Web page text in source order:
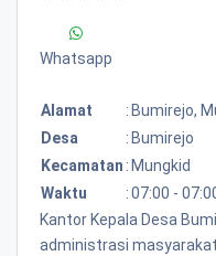
Whatsapp
Alamat : Bumirejo,
Desa
: Bumirejo
Kecamatan : Mungkid
Waktu
:07:00 -
Kantor Kepala Desa
administrasi